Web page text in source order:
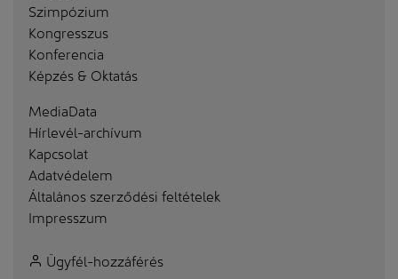
Szimpózium
Kongresszus
Konferencia
Képzés & Oktatás
MediaData
Hírlevél-archívum
Kapcsolat
Adatvédelem
Általános szerződési feltételek
Impresszum
Ügyfél-hozzáférés